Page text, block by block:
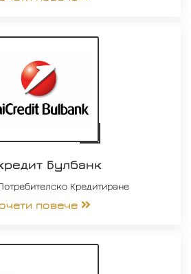
Булбанк
Кредитиране
повече